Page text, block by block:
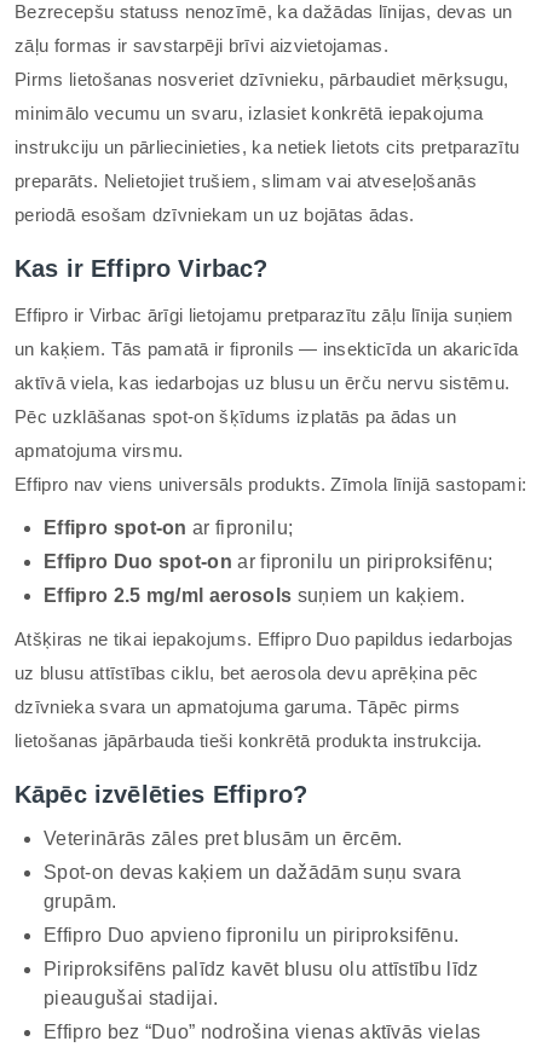
Bezrecepšu statuss nenozīmē, ka dažādas līnijas, devas un
zāļu formas ir savstarpēji brīvi aizvietojamas.
Pirms lietošanas nosveriet dzīvnieku, pārbaudiet mērķsugu,
minimālo vecumu un svaru, izlasiet konkrētā iepakojuma
instrukciju un pārliecinieties, ka netiek lietots cits pretparazītu
preparāts. Nelietojiet trušiem, slimam vai atveseļošanās
periodā esošam dzīvniekam un uz bojātas ādas.
Kas ir Effipro Virbac?
Effipro ir Virbac ārīgi lietojamu pretparazītu zāļu līnija suņiem
un kaķiem. Tās pamatā ir fipronils — insekticīda un akaricīda
aktīvā viela, kas iedarbojas uz blusu un ērču nervu sistēmu.
Pēc uzklāšanas spot-on šķīdums izplatās pa ādas un
apmatojuma virsmu.
Effipro nav viens universāls produkts. Zīmola līnijā sastopami:
Effipro spot-on ar fipronilu;
Effipro Duo spot-on ar fipronilu un piriproksifēnu;
Effipro 2.5 mg/ml aerosols suņiem un kaķiem.
Atšķiras ne tikai iepakojums. Effipro Duo papildus iedarbojas
uz blusu attīstības ciklu, bet aerosola devu aprēķina pēc
dzīvnieka svara un apmatojuma garuma. Tāpēc pirms
lietošanas jāpārbauda tieši konkrētā produkta instrukcija.
Kāpēc izvēlēties Effipro?
Veterinārās zāles pret blusām un ērcēm.
Spot-on devas kaķiem un dažādām suņu svara
grupām.
Effipro Duo apvieno fipronilu un piriproksifēnu.
Piriproksifēns palīdz kavēt blusu olu attīstību līdz
pieaugušai stadijai.
Effipro bez “Duo” nodrošina vienas aktīvās vielas